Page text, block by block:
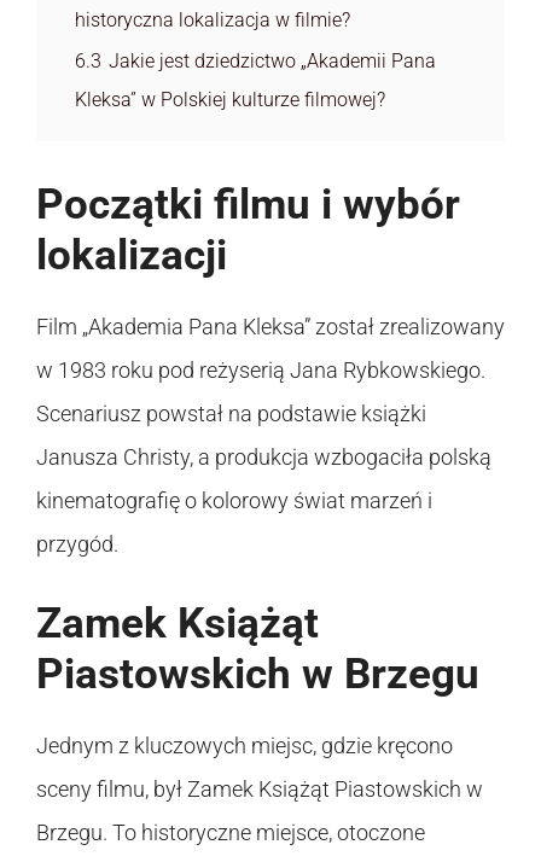
historyczna lokalizacja w filmie?
6.3 Jakie jest dziedzictwo „Akademii Pana
Kleksa” w Polskiej kulturze filmowej?
Początki filmu i wybór
lokalizacji
Film „Akademia Pana Kleksa” został zrealizowany
w 1983 roku pod reżyserią Jana Rybkowskiego.
Scenariusz powstał na podstawie książki
Janusza Christy, a produkcja wzbogaciła polską
kinematografię o kolorowy świat marzeń i
przygód.
Zamek Książąt
Piastowskich w Brzegu
Jednym z kluczowych miejsc, gdzie kręcono
sceny filmu, był Zamek Książąt Piastowskich w
Brzegu. To historyczne miejsce, otoczone